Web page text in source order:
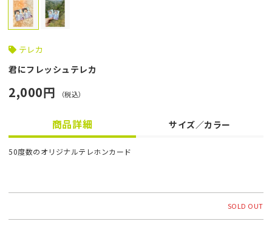
テレカ
君にフレッシュテレカ
2,000円 （税込）
商品詳細 サイズ／カラー
50度数のオリジナルテレホンカード
SOLD OUT